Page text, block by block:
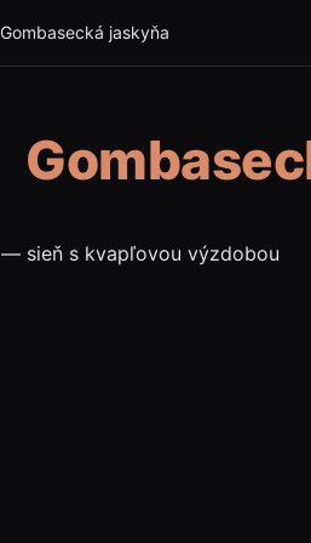
Gombasecká jaskyňa